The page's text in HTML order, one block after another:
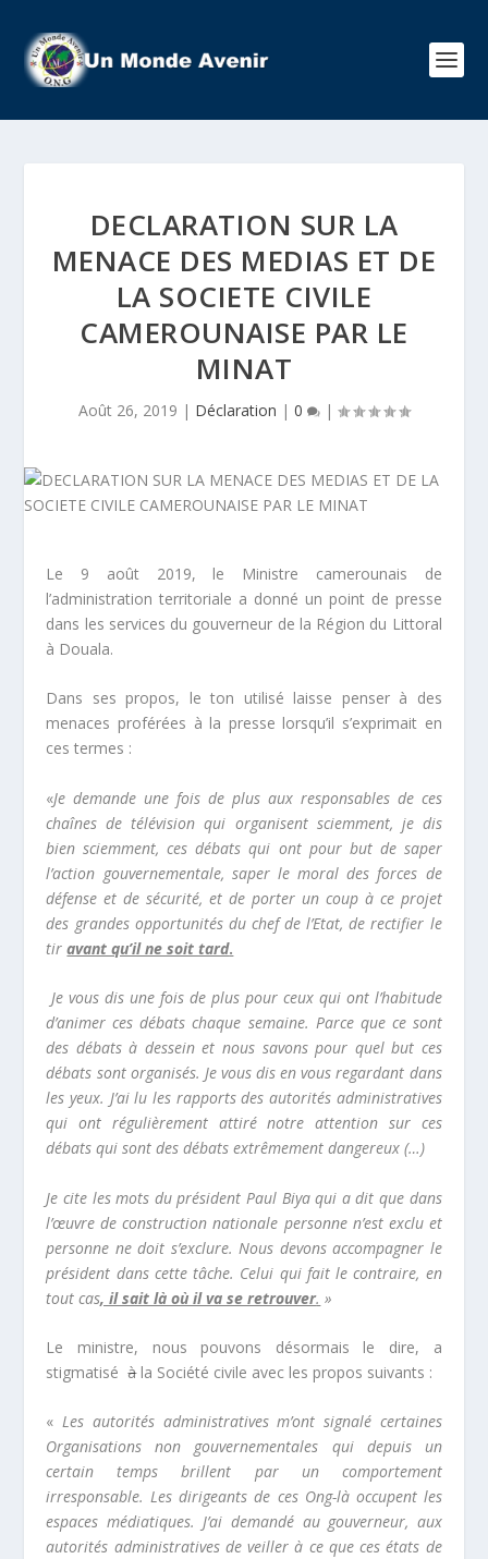
DECLARATION SUR LA
MENACE DES MEDIAS ET DE
LA SOCIETE CIVILE
CAMEROUNAISE PAR LE
MINAT
Août 26, 2019 | Déclaration | 0 |
Le 9 août 2019, le Ministre camerounais de
l’administration territoriale a donné un point de presse
dans les services du gouverneur de la Région du Littoral
à Douala.
Dans ses propos, le ton utilisé laisse penser à des
menaces proférées à la presse lorsqu’il s’exprimait en
ces termes :
«Je demande une fois de plus aux responsables de ces
chaînes de télévision qui organisent sciemment, je dis
bien sciemment, ces débats qui ont pour but de saper
l’action gouvernementale, saper le moral des forces de
défense et de sécurité, et de porter un coup à ce projet
des grandes opportunités du chef de l’Etat, de rectifier le
tiravant qu’il ne soit tard.
Je vous dis une fois de plus pour ceux qui ont l’habitude
d’animer ces débats chaque semaine. Parce que ce sont
des débats à dessein et nous savons pour quel but ces
débats sont organisés. Je vous dis en vous regardant dans
les yeux. J’ai lu les rapports des autorités administratives
qui ont régulièrement attiré notre attention sur ces
débats qui sont des débats extrêmement dangereux (…)
Je cite les mots du président Paul Biya qui a dit que dans
l’œuvre de construction nationale personne n’est exclu et
personne ne doit s’exclure. Nous devons accompagner le
président dans cette tâche. Celui qui fait le contraire, en
tout cas, il sait là où il va se retrouver. »
Le ministre, nous pouvons désormais le dire, a
stigmatiséàla Société civile avec les propos suivants :
«Les autorités administratives m’ont signalé certaines
Organisations non gouvernementales qui depuis un
certain temps brillent par un comportement
irresponsable. Les dirigeants de ces Ong-là occupent les
espaces médiatiques. J’ai demandé au gouverneur, aux
autorités administratives de veiller à ce que ces états de